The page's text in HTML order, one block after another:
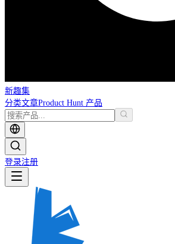
新趣集
分类文章Product Hunt 产品
登录注册